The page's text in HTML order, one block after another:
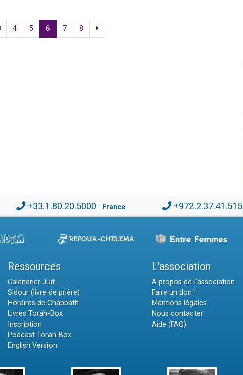
4 5 6 7 8
+33.1.80.20.5000 France +972.2.37.41.515
Ressources
Calendrier Juif
Sidour (livre de prière)
Horaires de Chabbath
Livres Torah-Box
Inscription
Podcast Torah-Box
English Version
L'association
A propos de l'association
Faire un don !
Mentions légales
Nous contacter
Aide (FAQ)